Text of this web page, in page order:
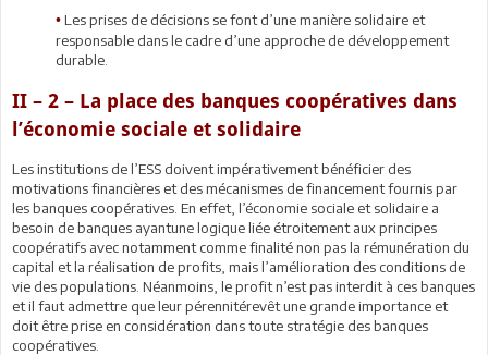
• Les prises de décisions se font d’une manière solidaire et
responsable dans le cadre d’une approche de développement
durable.
II – 2 – La place des banques coopératives dans
l’économie sociale et solidaire
Les institutions de l’ESS doivent impérativement bénéficier des
motivations financières et des mécanismes de financement fournis par
les banques coopératives. En effet, l’économie sociale et solidaire a
besoin de banques ayantune logique liée étroitement aux principes
coopératifs avec notamment comme finalité non pas la rémunération du
capital et la réalisation de profits, mais l’amélioration des conditions de
vie des populations. Néanmoins, le profit n’est pas interdit à ces banques
et il faut admettre que leur pérennitérevêt une grande importance et
doit être prise en considération dans toute stratégie des banques
coopératives.